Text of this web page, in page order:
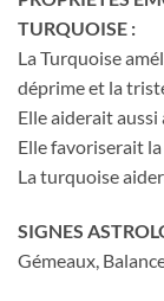
TURQUOISE :
La Turquoise
déprime et la
Elle aiderait
Elle favoriserait
La turquoise
SIGNES
Gémeaux,